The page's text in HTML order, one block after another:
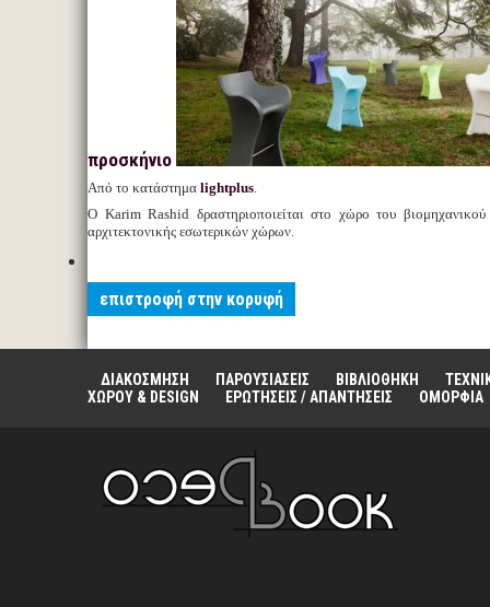
προσκήνιο
Από το κατάστημα lightplus.
Ο Karim Rashid δραστηριοποιείται στο χώρο του βιομηχανικού
αρχιτεκτονικής εσωτερικών χώρων.
επιστροφή στην κορυφή
ΔΙΑΚΟΣΜΗΣΗ ΠΑΡΟΥΣΙΑΣΕΙΣ ΒΙΒΛΙΟΘΗΚΗ
ΧΩΡΟΥ & DESIGN
ΕΡΩΤΗΣΕΙΣ / ΑΠΑΝΤΗΣΕΙΣ ΟΜΟΡΦΙΑ